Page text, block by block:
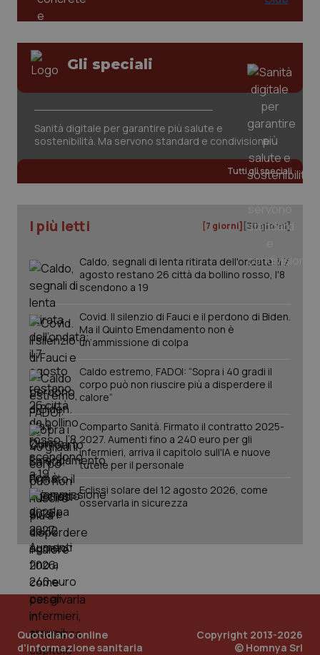
Gli speciali
Sanità digitale per garantire più salute e
sostenibilità. Ma servono standard e condivisione
Tutti gli speciali
I più letti [7 giorni] [30 giorni]
Caldo, segnali di lenta ritirata dell'ondata: il 7
agosto restano 26 città da bollino rosso, l'8
scendono a 19
Covid. Il silenzio di Fauci e il perdono di Biden.
Ma il Quinto Emendamento non è
un’ammissione di colpa
Caldo estremo, FADOI: “Sopra i 40 gradi il
corpo può non riuscire più a disperdere il
calore”
Comparto Sanità. Firmato il contratto 2025-
2027. Aumenti fino a 240 euro per gli
infermieri, arriva il capitolo sull'IA e nuove
tutele per il personale
Eclissi solare del 12 agosto 2026, come
osservarla in sicurezza
Quotidiano online
d'informazione sanitaria
Copyright 2013-2026
© Homnya Srl
tracking-sites-ironfish-
tracking-enable
www.quotidianosanita.it
session-id